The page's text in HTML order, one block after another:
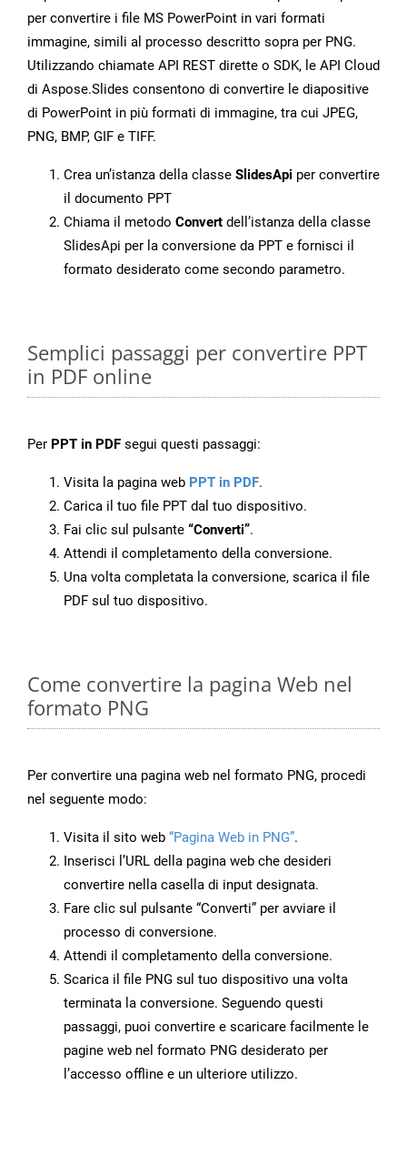
per convertire i file MS PowerPoint in vari formati
immagine, simili al processo descritto sopra per PNG.
Utilizzando chiamate API REST dirette o SDK, le API Cloud
di Aspose.Slides consentono di convertire le diapositive
di PowerPoint in più formati di immagine, tra cui JPEG,
PNG, BMP, GIF e TIFF.
Crea un’istanza della classe SlidesApi per convertire
il documento PPT
Chiama il metodo Convert dell’istanza della classe
SlidesApi per la conversione da PPT e fornisci il
formato desiderato come secondo parametro.
Semplici passaggi per convertire PPT
in PDF online
Per PPT in PDF segui questi passaggi:
Visita la pagina web PPT in PDF.
Carica il tuo file PPT dal tuo dispositivo.
Fai clic sul pulsante “Converti”.
Attendi il completamento della conversione.
Una volta completata la conversione, scarica il file
PDF sul tuo dispositivo.
Come convertire la pagina Web nel
formato PNG
Per convertire una pagina web nel formato PNG, procedi
nel seguente modo:
Visita il sito web “Pagina Web in PNG”.
Inserisci l’URL della pagina web che desideri
convertire nella casella di input designata.
Fare clic sul pulsante “Converti” per avviare il
processo di conversione.
Attendi il completamento della conversione.
Scarica il file PNG sul tuo dispositivo una volta
terminata la conversione. Seguendo questi
passaggi, puoi convertire e scaricare facilmente le
pagine web nel formato PNG desiderato per
l’accesso offline e un ulteriore utilizzo.